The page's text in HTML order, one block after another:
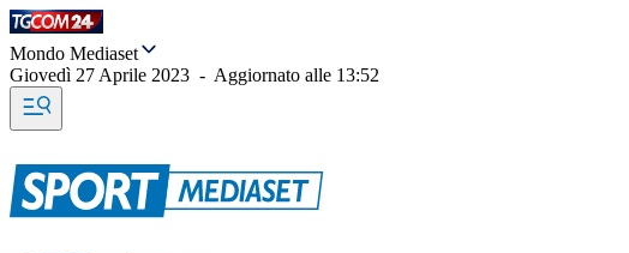
Mondo Mediaset
Giovedì 27 Aprile 2023 - Aggiornato alle 13:52